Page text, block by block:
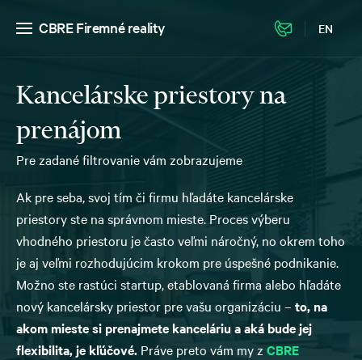
CBRE Firemné reality EN
Kancelárske priestory na
prenájom
Pre zadané filtrovanie vám zobrazujeme
Ak pre seba, svoj tím či firmu hľadáte kancelárske
priestory ste na správnom mieste. Proces výberu
vhodného priestoru je často veľmi náročný, no okrem toho
je aj veľmi rozhodujúcim krokom pre úspešné podnikanie.
Možno ste rastúci startup, etablovaná firma alebo hľadáte
nový kancelársky priestor pre vašu organizáciu – to, na
akom mieste si prenajmete kanceláriu a aká bude jej
flexibilita, je kľúčové. Práve preto vám my z CBRE